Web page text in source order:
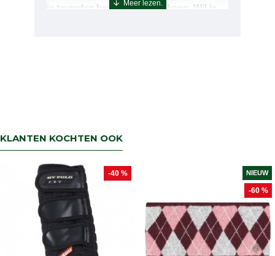
je tevreden bent met uw aankoop. Wil je
KLANTEN KOCHTEN OOK
-40 % NIEUW
-60 %